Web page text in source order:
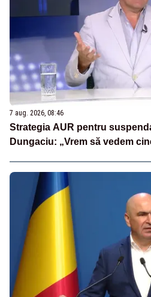
7 aug. 2026, 08:46
Strategia AUR pentru
Dungaciu: „Vrem să vedem